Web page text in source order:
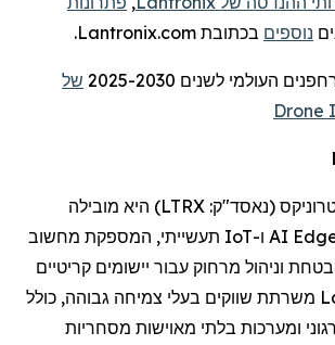
נוספים בכתובת Lantronix.com.
העולמי לשנים 2025-2030
של
Drone
(נאסד"ק: LTRX) היא מובילה
AI ו-IoT תעשייתי, המספקת מחשוב
וניהול מרחוק עבור יישומים קריטיים
משרתת שווקים בעלי צמיחה גבוהה, כולל
ומערכות בלתי מאוישות מסחריות